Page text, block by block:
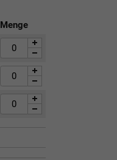
Menge